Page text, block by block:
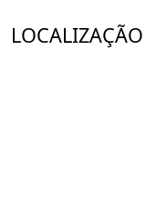
LOCALIZAÇÃO